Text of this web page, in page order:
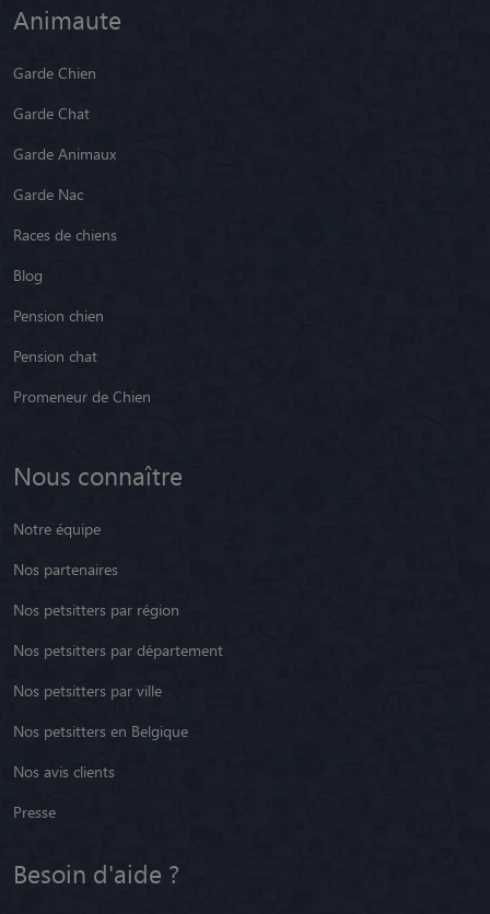
Animaute
Garde Chien
Garde Chat
Garde Animaux
Garde Nac
Races de chiens
Blog
Pension chien
Pension chat
Promeneur de Chien
Nous connaître
Notre équipe
Nos partenaires
Nos petsitters par région
Nos petsitters par département
Nos petsitters par ville
Nos petsitters en Belgique
Nos avis clients
Presse
Besoin d'aide ?